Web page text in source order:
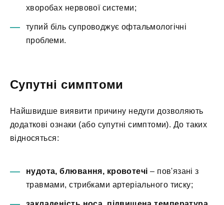
хворобах нервової системи;
тупий біль супроводжує офтальмологічні
проблеми.
Супутні симптоми
Найшвидше виявити причину недуги дозволяють
додаткові ознаки (або супутні симптоми). До таких
відносяться:
нудота, блювання, кровотечі – пов'язані з
травмами, стрибками артеріального тиску;